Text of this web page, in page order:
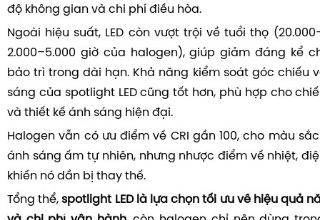
độ không gian và chi phí điều hòa.
Ngoài hiệu suất, LED còn vượt trội về tuổi thọ
2.000–5.000 giờ của halogen), giúp giảm đáng kể
bảo trì trong dài hạn. Khả năng kiểm soát góc chiếu
sáng của spotlight LED cũng tốt hơn, phù hợp cho
và thiết kế ánh sáng hiện đại.
Halogen vẫn có ưu điểm về CRI gần 100, cho màu
ánh sáng ấm tự nhiên, nhưng nhược điểm về nhiệt,
khiến nó dần bị thay thế.
Tổng thể,spotlight LED là lựa chọn tối ưu về hiệu quả